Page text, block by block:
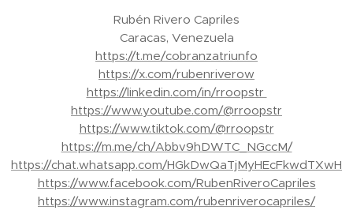
Rubén Rivero Capriles
Caracas, Venezuela
https://t.me/cobranzatriunfo
https://x.com/rubenriverow
https://linkedin.com/in/rroopstr
https://www.youtube.com/@rroopstr
https://www.tiktok.com/@rroopstr
https://m.me/ch/Abbv9hDWTC_NGccM/
https://chat.whatsapp.com/HGkDwQaTjMyHEcFkwdTXwH
https://www.facebook.com/RubenRiveroCapriles
https://www.instagram.com/rubenriverocapriles/